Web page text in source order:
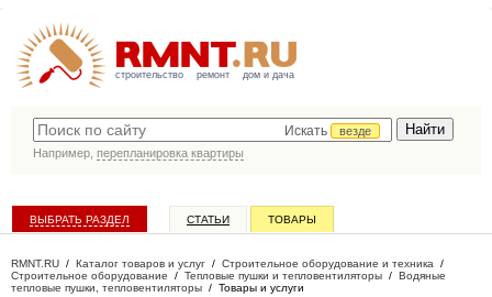
строительство ремонт дом и дача
Искать
везде
Например, перепланировка квартиры
ВЫБРАТЬ РАЗДЕЛ СТАТЬИ ТОВАРЫ
RMNT.RU / Каталог товаров и услуг / Строительное оборудование и техника /
Строительное оборудование / Тепловые пушки и тепловентиляторы / Водяные
тепловые пушки, тепловентиляторы / Товары и услуги